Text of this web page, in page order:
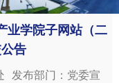
业学院子网站（二
告
发布部门：党委宣